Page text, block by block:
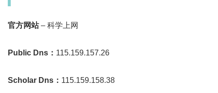
官方网站– 科学上网
Public Dns： 115.159.157.26
Scholar Dns： 115.159.158.38